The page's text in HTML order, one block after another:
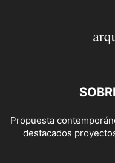
Propuesta
destacados